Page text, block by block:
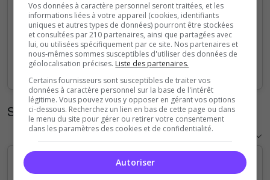
0
1
Sep Oct Nov Dec Jan Feb Mar Apr May
Statistiques horaires
Vos données à caractère personnel seront traitées, et les
informations liées à votre appareil (cookies, identifiants
uniques et autres types de données) pourront être stockées
et consultées par 210 partenaires, ainsi que partagées avec
lui, ou utilisées spécifiquement par ce site. Nos partenaires et
nous-mêmes sommes susceptibles d'utiliser des données de
géolocalisation précises. Liste des partenaires.
Certains fournisseurs sont susceptibles de traiter vos
données à caractère personnel sur la base de l'intérêt
légitime. Vous pouvez vous y opposer en gérant vos options
ci-dessous. Recherchez un lien en bas de cette page ou dans
le menu du site pour gérer ou retirer votre consentement
dans les paramètres des cookies et de confidentialité.
Autoriser